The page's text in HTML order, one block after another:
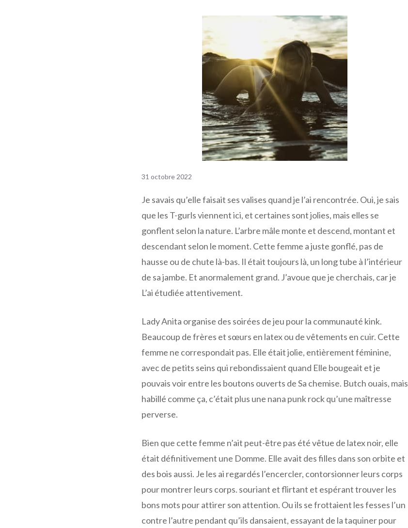
31 octobre 2022
Je savais qu’elle faisait ses valises quand je l’ai rencontrée. Oui, je sais
que les T-gurls viennent ici, et certaines sont jolies, mais elles se
gonflent selon la nature. L’arbre mâle monte et descend, montant et
descendant selon le moment. Cette femme a juste gonflé, pas de
hausse ou de chute là-bas. Il était toujours là, un long tube à l’intérieur
de sa jambe. Et anormalement grand. J’avoue que je cherchais, car je
L’ai étudiée attentivement.
Lady Anita organise des soirées de jeu pour la communauté kink.
Beaucoup de frères et sœurs en latex ou de vêtements en cuir. Cette
femme ne correspondait pas. Elle était jolie, entièrement féminine,
avec de petits seins qui rebondissaient quand Elle bougeait et je
pouvais voir entre les boutons ouverts de Sa chemise. Butch ouais, mais
habillé comme ça, c’était plus une nana punk rock qu’une maîtresse
perverse.
Bien que cette femme n’ait peut-être pas été vêtue de latex noir, elle
était définitivement une Domme. Elle avait des filles dans son orbite et
des bois aussi. Je les ai regardés l’encercler, contorsionner leurs corps
pour montrer leurs corps. souriant et flirtant et espérant trouver les
bons mots pour attirer son attention. Ou ils se frottaient les fesses l’un
contre l’autre pendant qu’ils dansaient, essayant de la taquiner pour